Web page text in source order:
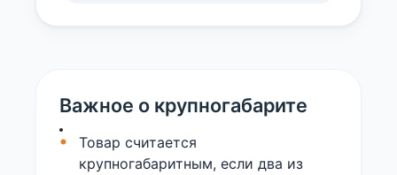
Важное о крупногабарите
Товар считается
крупногабаритным, если два из